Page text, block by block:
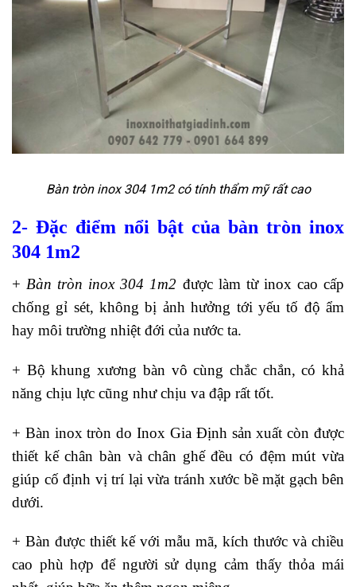
Bàn tròn inox 304 1m2 có tính thẩm mỹ rất cao
2- Đặc điểm nổi bật của bàn tròn inox
304 1m2
+ Bàn tròn inox 304 1m2 được làm từ inox cao cấp
chống gỉ sét, không bị ảnh hưởng tới yếu tố độ ẩm
hay môi trường nhiệt đới của nước ta.
+ Bộ khung xương bàn vô cùng chắc chắn, có khả
năng chịu lực cũng như chịu va đập rất tốt.
+ Bàn inox tròn do Inox Gia Định sản xuất còn được
thiết kế chân bàn và chân ghế đều có đệm mút vừa
giúp cố định vị trí lại vừa tránh xước bề mặt gạch bên
dưới.
+ Bàn được thiết kế với mẫu mã, kích thước và chiều
cao phù hợp để người sử dụng cảm thấy thỏa mái